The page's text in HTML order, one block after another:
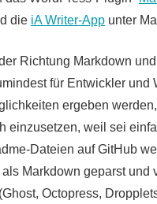
die iA Writer-App unter
Richtung Markdown und
für Entwickler und
ergeben
einzusetzen, weil sei
Dateien auf GitHub
Markdown geparst und
Octopress,